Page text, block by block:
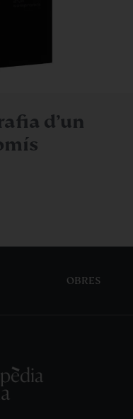
d’un
OBRES